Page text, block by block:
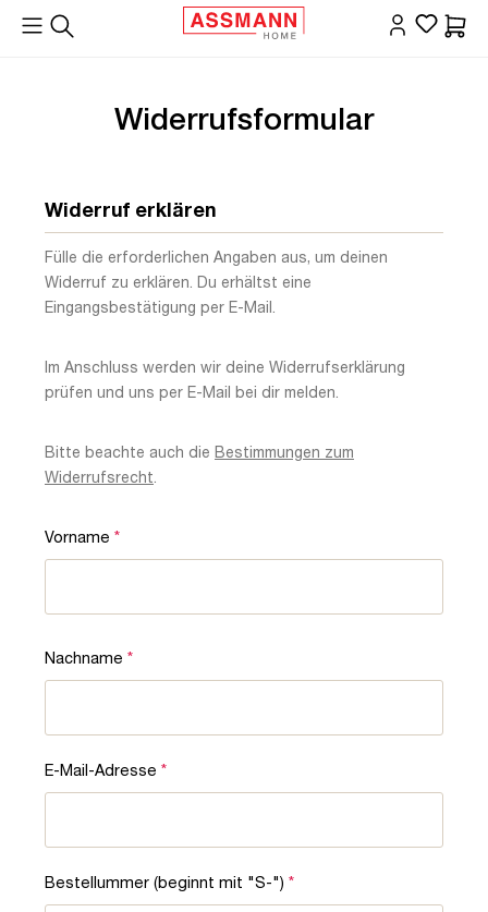
springen
Widerrufsformular
Widerruf erklären
Fülle die erforderlichen Angaben aus, um deinen
Widerruf zu erklären. Du erhältst eine
Eingangsbestätigung per E-Mail.
Im Anschluss werden wir deine Widerrufserklärung
prüfen und uns per E-Mail bei dir melden.
Bitte beachte auch die Bestimmungen zum
Widerrufsrecht
Vorname *
Nachname *
E-Mail-Adresse *
Bestellummer (beginnt mit "S-") *